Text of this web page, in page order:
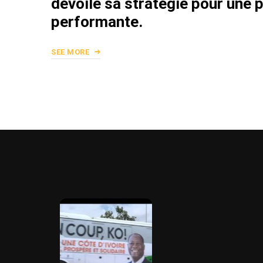
dévoile sa stratégie pour une
performante.
SEE MORE